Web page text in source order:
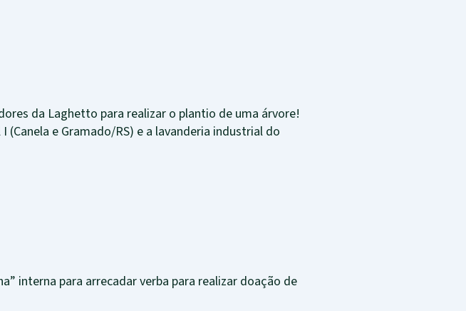
da Laghetto para realizar o plantio de uma árvore!
e Gramado/RS) e a lavanderia industrial do
interna para arrecadar verba para realizar doação de